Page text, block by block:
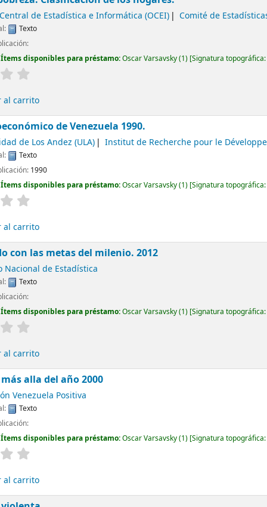
de Estadística e Informática (OCEI) Comité de
Texto
Ítems disponibles para préstamo:Oscar Varsavsky(1) Signatura
carrito
de Venezuela 1990.
de Los Andez (ULA) Institut de Recherche pour le
Texto
1990
Ítems disponibles para préstamo:Oscar Varsavsky(1) Signatura
carrito
con las metas del milenio. 2012
de Estadística
Texto
Ítems disponibles para préstamo:Oscar Varsavsky(1) Signatura
carrito
alla del año 2000
Venezuela Positiva
Texto
Ítems disponibles para préstamo:Oscar Varsavsky(1) Signatura
carrito